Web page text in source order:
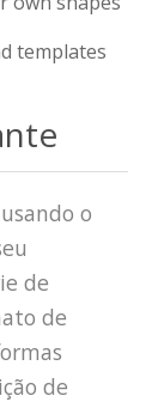
templates
o
de
de
de